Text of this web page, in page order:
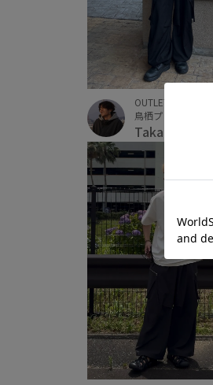
OUTLET
鳥栖プレミアムア
Taka